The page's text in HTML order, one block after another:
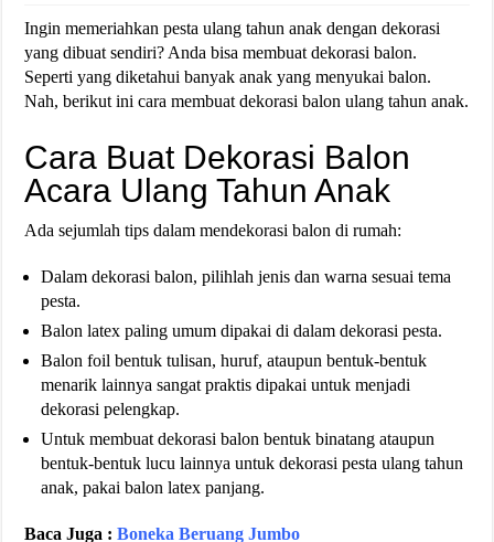
Ingin memeriahkan pesta ulang tahun anak dengan dekorasi
yang dibuat sendiri? Anda bisa membuat dekorasi balon.
Seperti yang diketahui banyak anak yang menyukai balon.
Nah, berikut ini cara membuat dekorasi balon ulang tahun anak.
Cara Buat Dekorasi Balon
Acara Ulang Tahun Anak
Ada sejumlah tips dalam mendekorasi balon di rumah:
Dalam dekorasi balon, pilihlah jenis dan warna sesuai tema
pesta.
Balon latex paling umum dipakai di dalam dekorasi pesta.
Balon foil bentuk tulisan, huruf, ataupun bentuk-bentuk
menarik lainnya sangat praktis dipakai untuk menjadi
dekorasi pelengkap.
Untuk membuat dekorasi balon bentuk binatang ataupun
bentuk-bentuk lucu lainnya untuk dekorasi pesta ulang tahun
anak, pakai balon latex panjang.
Baca Juga :Boneka Beruang Jumbo